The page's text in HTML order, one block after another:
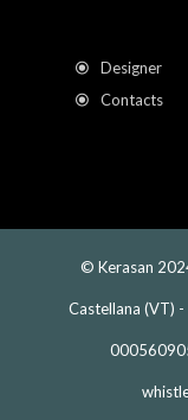
Designer
Contacts
© Kerasan
Castellana (VT)